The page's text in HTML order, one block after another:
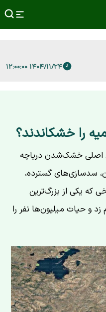
۱۴۰۴/۱۱/۲۴ ۱۲:۰۰:۰۰
را خشکاندند؟
اصلی خشک‌شدن دریاچه
سدسازی‌های گسترده،
که یکی از بزرگ‌ترین
و حیات میلیون‌ها نفر را